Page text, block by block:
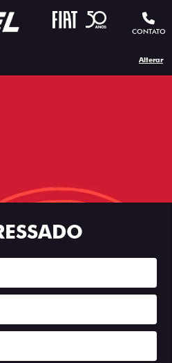
CONTATO
Alterar